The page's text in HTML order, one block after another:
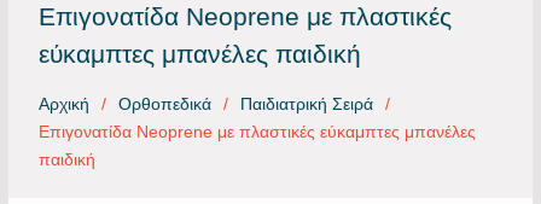
Επιγονατίδα Neoprene με πλαστικές
εύκαμπτες μπανέλες παιδική
Αρχική Ορθοπεδικά
Παιδιατρική Σειρά
Επιγονατίδα Neoprene με πλαστικές εύκαμπτες μπανέλες
παιδική